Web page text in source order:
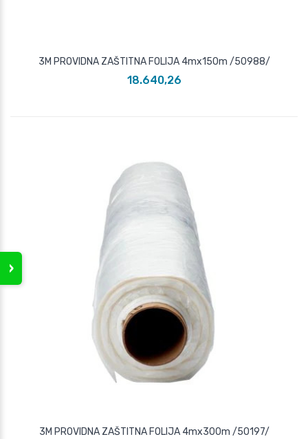
›
3M PROVIDNA ZAŠTITNA FOLIJA 4mx150m /50988/
18.640,26
3M PROVIDNA ZAŠTITNA FOLIJA 4mx300m /50197/